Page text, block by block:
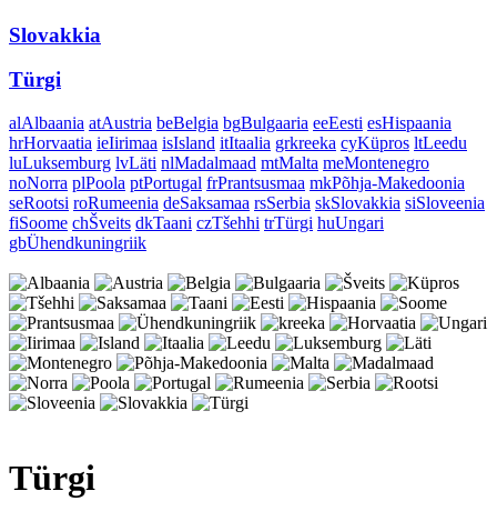
Slovakkia
Türgi
alAlbaania atAustria beBelgia bgBulgaaria eeEesti esHispaania
hrHorvaatia ieIirimaa isIsland itItaalia grkreeka cyKüpros ltLeedu
luLuksemburg lvLäti nlMadalmaad mtMalta meMontenegro
noNorra plPoola ptPortugal frPrantsusmaa mkPõhja-Makedoonia
seRootsi roRumeenia deSaksamaa rsSerbia skSlovakkia siSloveenia
fiSoome chŠveits dkTaani czTšehhi trTürgi huUngari
gbÜhendkuningriik
Türgi